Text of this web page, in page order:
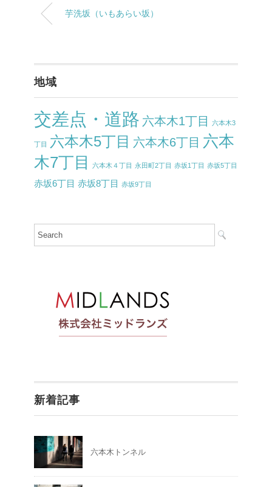
芋洗坂（いもあらい坂）
地域
交差点・道路 六本木1丁目 六本木3
丁目 六本木5丁目 六本木6丁目 六本
木7丁目
六本木４丁目 永田町2丁目 赤坂1丁目 赤坂5丁目
赤坂6丁目 赤坂8丁目 赤坂9丁目
新着記事
六本木トンネル